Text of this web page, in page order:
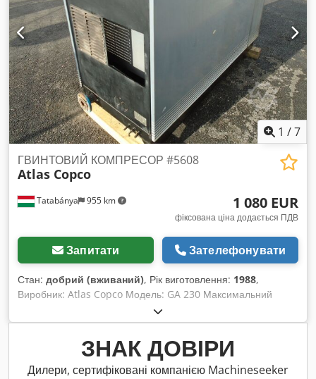
1 /7
Tatabánya 955 km
ГВИНТОВИЙ КОМПРЕСОР #5608
Atlas Copco
1 080 EUR
фіксована ціна додається ПДВ
Запитати Зателефонувати
Стан: добрий (вживаний), Рік виготовлення: 1988,
Виробник: Atlas Copco Модель: GA 230 Максимальний
кінцевий тиск: 13 бар Відкрита подача повітря: 50 л/сек
Dodpfx Aaohyglaj Eewa Потужність двигуна: 30 кВт
Максимальна швидкість обертання: 1500 об/хв
ЗНАК ДОВІРИ
Дилери, сертифіковані компанією Machineseeker